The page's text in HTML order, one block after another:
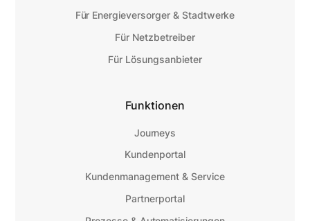
Für Energieversorger & Stadtwerke
Für Netzbetreiber
Für Lösungsanbieter
Funktionen
Journeys
Kundenportal
Kundenmanagement & Service
Partnerportal